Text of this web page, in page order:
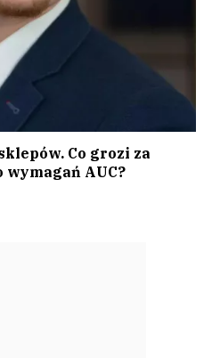
Co grozi za
wymagań AUC?